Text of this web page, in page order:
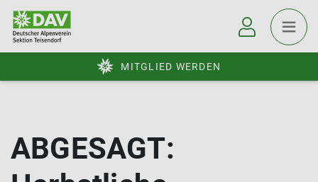
MITGLIED WERDEN
ABGESAGT: